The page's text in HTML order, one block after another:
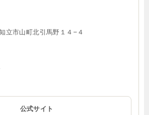
立市山町北引馬野１４−４
公式サイト